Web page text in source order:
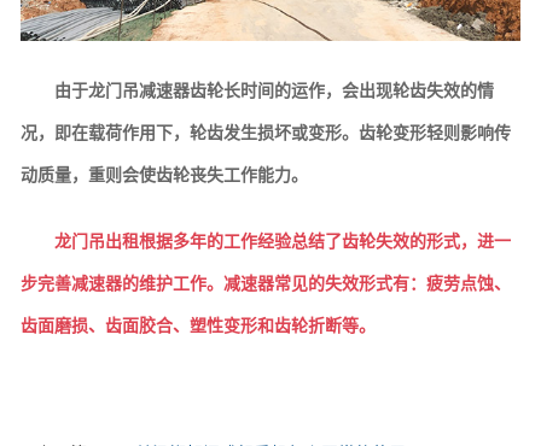
由于龙门吊减速器齿轮长时间的运作，会出现轮齿失效的情
况，即在载荷作用下，轮齿发生损坏或变形。齿轮变形轻则影响传
动质量，重则会使齿轮丧失工作能力。
龙门吊出租根据多年的工作经验总结了齿轮失效的形式，进一
步完善减速器的维护工作。减速器常见的失效形式有：疲劳点蚀、
齿面磨损、齿面胶合、塑性变形和齿轮折断等。